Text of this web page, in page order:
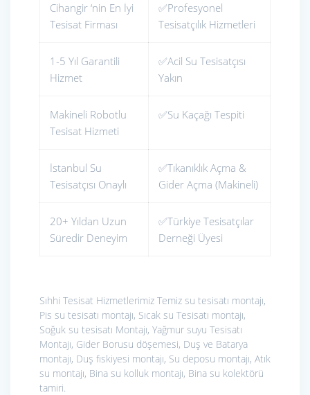
Cihangir ‘nin En İyi
Tesisat Firması
✅Profesyonel
Tesisatçılık Hizmetleri
1-5 Yıl Garantili
Hizmet
✅Acil Su Tesisatçısı
Yakın
Makineli Robotlu
Tesisat Hizmeti
✅Su Kaçağı Tespiti
İstanbul Su
Tesisatçısı Onaylı
✅Tıkanıklık Açma &
Gider Açma (Makineli)
20+ Yıldan Uzun
Süredir Deneyim
✅Türkiye Tesisatçılar
Derneği Üyesi
Sıhhi Tesisat Hizmetlerimiz Temiz su tesisatı montajı,
Pis su tesisatı montajı, Sıcak su Tesisatı montajı,
Soğuk su tesisatı Montajı, Yağmur suyu Tesisatı
Montajı, Gider Borusu döşemesi, Duş ve Batarya
montajı, Duş fıskiyesi montajı, Su deposu montajı, Atık
su montajı, Bina su kolluk montajı, Bina su kolektörü
tamiri.